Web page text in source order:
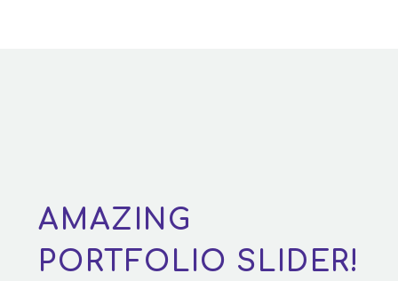
AMAZING
PORTFOLIO SLIDER!